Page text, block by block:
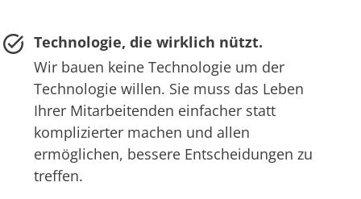
Technologie, die wirklich nützt.
Wir bauen keine Technologie um der
Technologie willen. Sie muss das Leben
Ihrer Mitarbeitenden einfacher statt
komplizierter machen und allen
ermöglichen, bessere Entscheidungen zu
treffen.